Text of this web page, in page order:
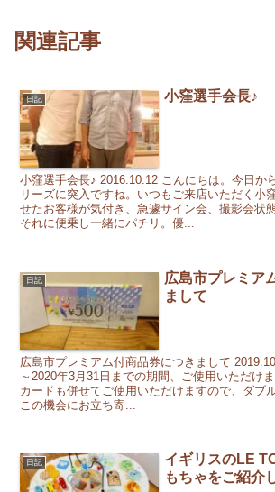
関連記事
日記 小窪選手会長♪
小窪選手会長♪ 2016.10.12 こんにちは。今日か
リーズに突入ですね。いつもご来店いただく小
せたお客様が気付き、急遽サイン会、撮影会状
それに便乗し一緒にパチリ。優...
日記
広島市プレミア
まして
広島市プレミアム付商品券につきまして
～2020年3月31日までの期間、ご使用いただけ
カードも併せてご使用いただけますので、ダブ
この機会にお立ち寄...
日記
イギリスのLE
もちゃをご紹介